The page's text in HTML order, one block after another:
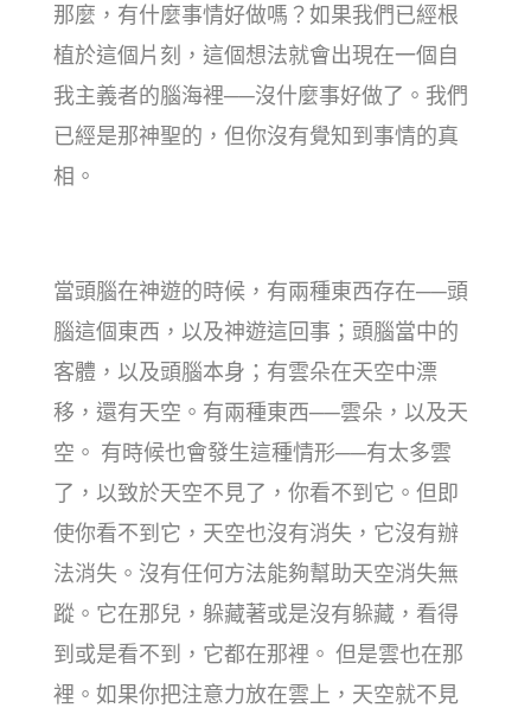
那麼，有什麼事情好做嗎？如果我們已經根
植於這個片刻，這個想法就會出現在一個自
我主義者的腦海裡──沒什麼事好做了。我們
已經是那神聖的，但你沒有覺知到事情的真
相。
當頭腦在神遊的時候，有兩種東西存在──頭
腦這個東西，以及神遊這回事；頭腦當中的
客體，以及頭腦本身；有雲朵在天空中漂
移，還有天空。有兩種東西──雲朵，以及天
空。 有時候也會發生這種情形──有太多雲
了，以致於天空不見了，你看不到它。但即
使你看不到它，天空也沒有消失，它沒有辦
法消失。沒有任何方法能夠幫助天空消失無
蹤。它在那兒，躲藏著或是沒有躲藏，看得
到或是看不到，它都在那裡。 但是雲也在那
裡。如果你把注意力放在雲上，天空就不見